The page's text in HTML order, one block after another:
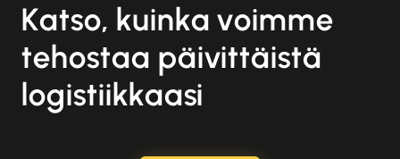
Katso, kuinka voimme
tehostaa päivittäistä
logistiikkaasi